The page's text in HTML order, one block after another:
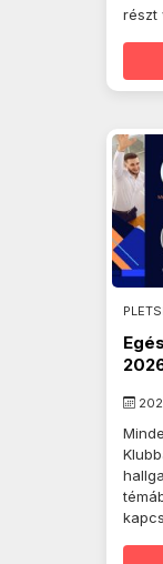
részt